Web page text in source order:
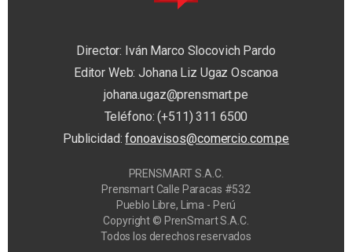
Director: Iván Marco Slocovich Pardo
Editor Web: Johana Liz Ugaz Oscanoa
johana.ugaz@prensmart.pe
Teléfono: (+511) 311 6500
Publicidad:fonoavisos@comercio.com.pe
PRENSMART S.A.C.
Prensmart Calle Paracas #532
Pueblo Libre, Lima - Perú
Copyright © PrenSmart S.A.C.
Todos los derechos reservados